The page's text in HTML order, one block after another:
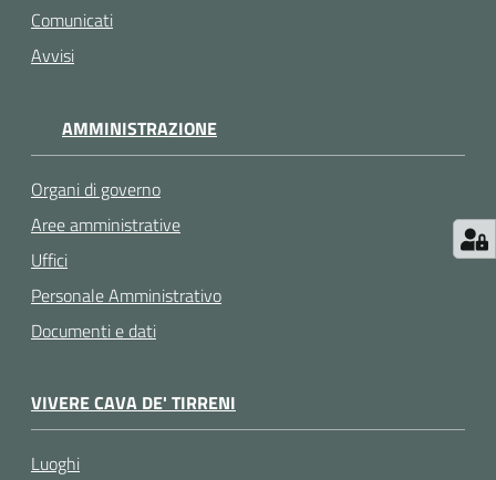
Comunicati
Avvisi
AMMINISTRAZIONE
Organi di governo
Aree amministrative
Uffici
Personale Amministrativo
Documenti e dati
VIVERE CAVA DE' TIRRENI
Luoghi